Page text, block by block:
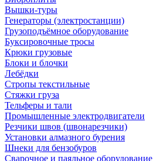
Вышки-туры
Генераторы (электростанции)
Грузоподъёмное оборудование
Буксировочные тросы
Крюки грузовые
Блоки и блочки
Лебёдки
Стропы текстильные
Стяжки груза
Тельферы и тали
Промышленные электродвигатели
Резчики швов (швонарезчики)
Установки алмазного бурения
Шнеки для бензобуров
Сварочное и паяльное оборудование